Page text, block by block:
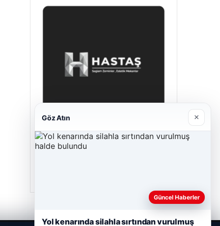
Hastaş Beton
Göz Atın ×
Güncel Haberler
Yol kenarında silahla sırtından vurulmuş